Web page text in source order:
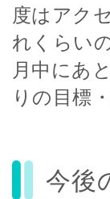
度はアク
れくらい
月中にあ
りの目標
今後